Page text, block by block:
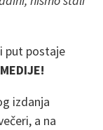
put postaje
izdanja
a na